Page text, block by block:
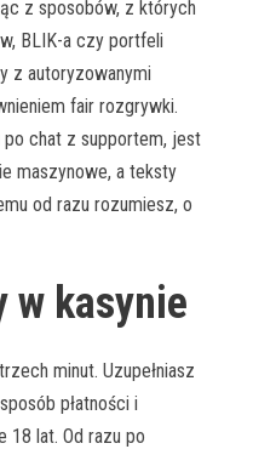
z sposobów, z których
BLIK-a czy portfeli
z autoryzowanymi
fair rozgrywki.
po chat z supportem, jest
maszynowe, a teksty
od razu rozumiesz, o
w kasynie
minut. Uzupełniasz
płatności i
18 lat. Od razu po